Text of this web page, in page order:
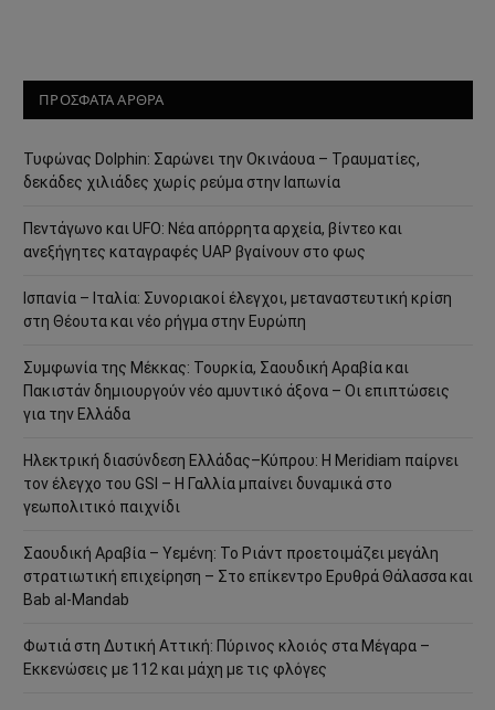
ΠΡΟΣΦΑΤΑ ΑΡΘΡΑ
Τυφώνας Dolphin: Σαρώνει την Οκινάουα – Τραυματίες,
δεκάδες χιλιάδες χωρίς ρεύμα στην Ιαπωνία
Πεντάγωνο και UFO: Νέα απόρρητα αρχεία, βίντεο και
ανεξήγητες καταγραφές UAP βγαίνουν στο φως
Ισπανία – Ιταλία: Συνοριακοί έλεγχοι, μεταναστευτική κρίση
στη Θέουτα και νέο ρήγμα στην Ευρώπη
Συμφωνία της Μέκκας: Τουρκία, Σαουδική Αραβία και
Πακιστάν δημιουργούν νέο αμυντικό άξονα – Οι επιπτώσεις
για την Ελλάδα
Ηλεκτρική διασύνδεση Ελλάδας–Κύπρου: Η Meridiam παίρνει
τον έλεγχο του GSI – Η Γαλλία μπαίνει δυναμικά στο
γεωπολιτικό παιχνίδι
Σαουδική Αραβία – Υεμένη: Το Ριάντ προετοιμάζει μεγάλη
στρατιωτική επιχείρηση – Στο επίκεντρο Ερυθρά Θάλασσα και
Bab al-Mandab
Φωτιά στη Δυτική Αττική: Πύρινος κλοιός στα Μέγαρα –
Εκκενώσεις με 112 και μάχη με τις φλόγες